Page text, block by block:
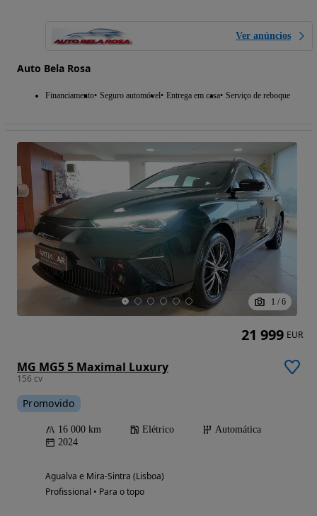
Ver anúncios
Auto Bela Rosa
Financiamento Seguro automóvel Entrega em casa Serviço de reboque
1 / 6
MG MG5 5 Maximal Luxury
156 cv
Promovido
16 000 km Elétrico
Automática
2024
Agualva e Mira-Sintra (Lisboa)
Profissional • Para o topo
21 999 EUR